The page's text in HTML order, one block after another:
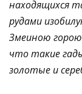
находящихся
рудами
Змеиною
что такие
золотые и